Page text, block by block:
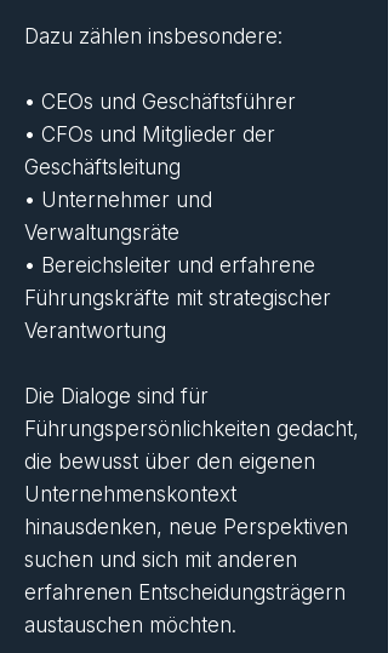
Dazu zählen insbesondere:
• CEOs und Geschäftsführer
• CFOs und Mitglieder der
Geschäftsleitung
• Unternehmer und
Verwaltungsräte
• Bereichsleiter und erfahrene
Führungskräfte mit strategischer
Verantwortung
Die Dialoge sind für
Führungspersönlichkeiten gedacht,
die bewusst über den eigenen
Unternehmenskontext
hinausdenken, neue Perspektiven
suchen und sich mit anderen
erfahrenen Entscheidungsträgern
austauschen möchten.